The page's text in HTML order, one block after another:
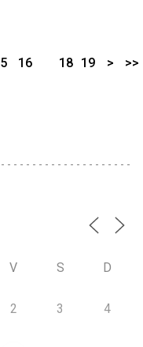
16
18 19 > >>
V S D
2 3 4